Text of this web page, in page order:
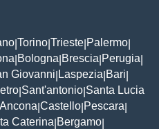
Torino Trieste Palermo
Bologna Brescia Perugia
Giovanni Laspezia Bari
Sant'antonio Santa Lucia
Ancona Castello Pescara
Caterina Bergamo